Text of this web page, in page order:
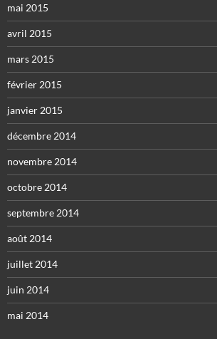
mai 2015
avril 2015
mars 2015
février 2015
janvier 2015
décembre 2014
novembre 2014
octobre 2014
septembre 2014
août 2014
juillet 2014
juin 2014
mai 2014